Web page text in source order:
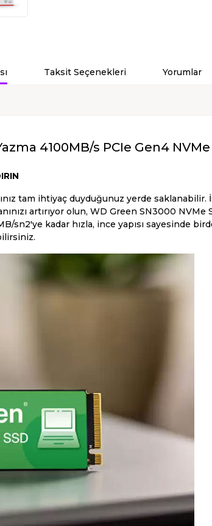
Taksit Seçenekleri Yorumlar
4100MB/s PCIe Gen4 NVMe
tam ihtiyaç duyduğunuz yerde saklanabilir.
artırıyor olun, WD Green SN3000 NVMe
sn2'ye kadar hızla, ince yapısı sayesinde